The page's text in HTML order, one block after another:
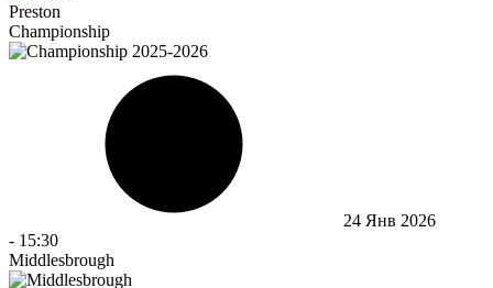
Preston
Championship
24 Янв 2026
- 15:30
Middlesbrough